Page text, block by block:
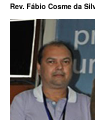
Rev. Fábio Cosme da